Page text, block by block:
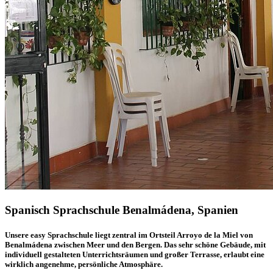
Spanisch Sprachschule Benalmádena, Spanien
Unsere easy Sprachschule liegt zentral im Ortsteil Arroyo de la Miel von
Benalmádena zwischen Meer und den Bergen. Das sehr schöne Gebäude, mit
individuell gestalteten Unterrichtsräumen und großer Terrasse, erlaubt eine
wirklich angenehme, persönliche Atmosphäre.